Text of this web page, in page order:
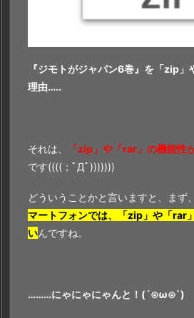
『ジモトがジャパン6巻』を「zip
理由…..
それは、
「zip」や「rar」の機能性
です((((；ﾟДﾟ)))))))
どういうことかと言いますと、まず、
マートフォンでは、「zip」や「rar
いんですね。
………にゃにゃにゃんと！(´⊙ω⊙`)